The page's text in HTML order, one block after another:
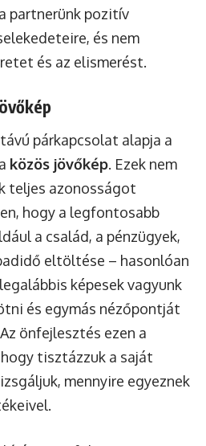
partnerünk pozitív
és nem
és az elismerést.
párkapcsolat alapja a
közös jövőkép. Ezek nem
teljes azonosságot
hogy a legfontosabb
a család, a pénzügyek,
eltöltése – hasonlóan
képesek vagyunk
és egymás nézőpontját
önfejlesztés ezen a
tisztázzuk a saját
mennyire egyeznek